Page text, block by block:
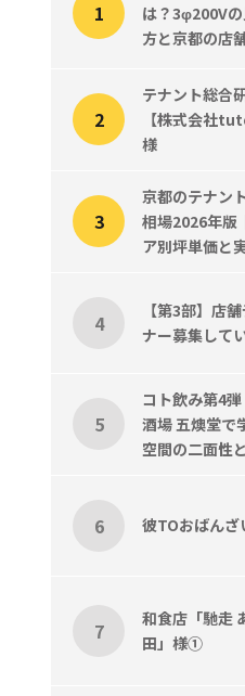
は？3φ200V
方と京都の店
と
テナント総合
【株式会社
様
京都のテナン
相場2026年版
ア別坪単価と
【第3部】店
ナー募集して
コト飲み第4
酒場 五燠堂で
空間の二面性
彼TOおばんざ
和食店「馳走
田」様①